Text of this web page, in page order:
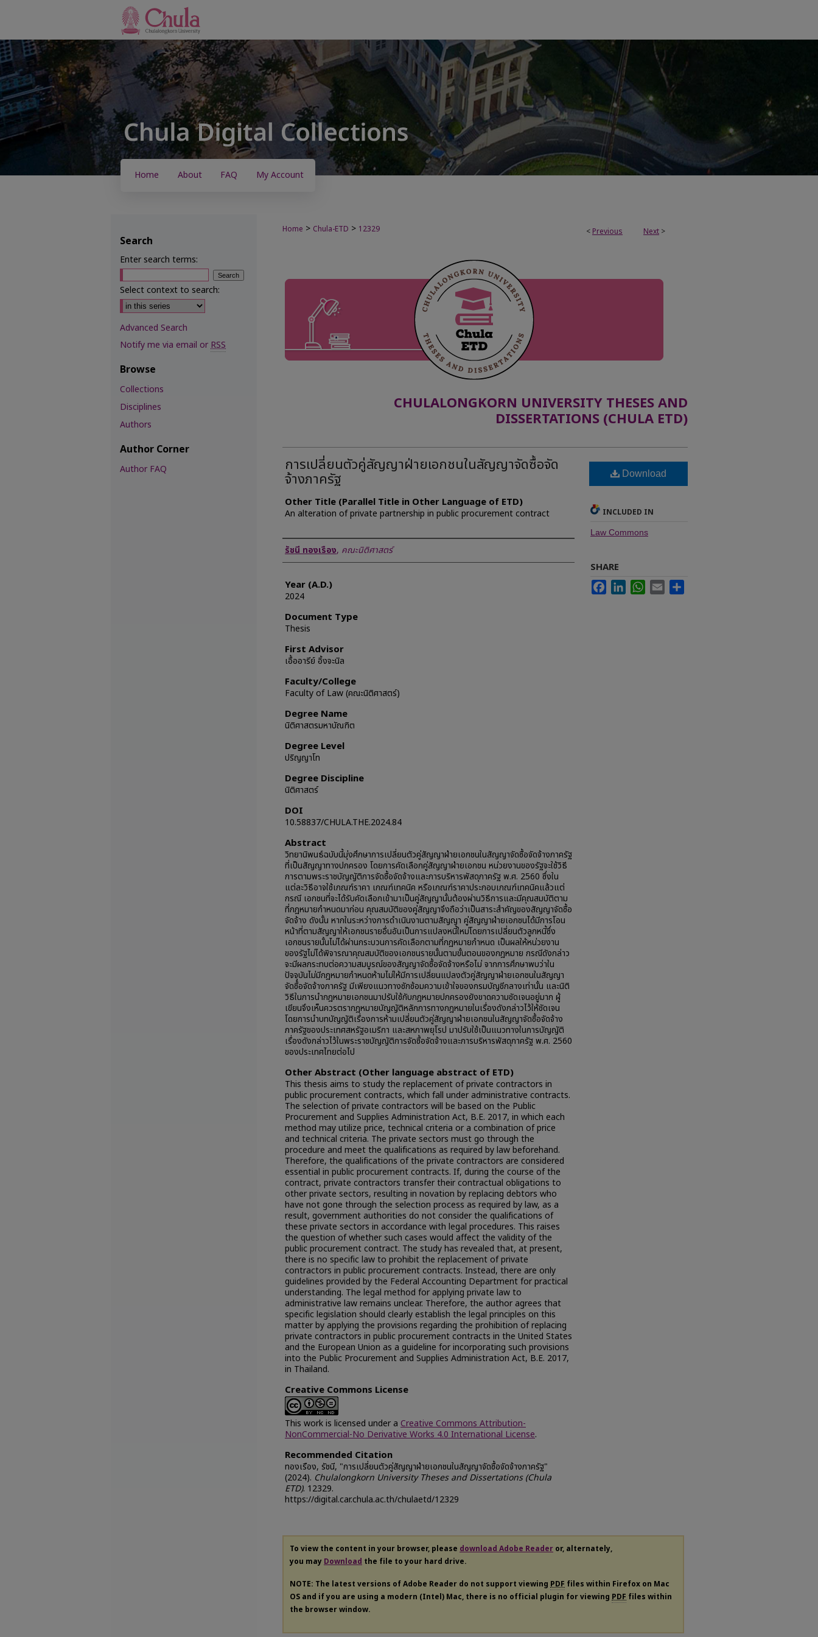
Home About FAQ My Account
< Previous Next >
Home > Chula-ETD > 12329
CHULALONGKORN UNIVERSITY THESES AND
DISSERTATIONS (CHULA ETD)
การเปลี่ยนตัวคู่สัญญาฝ่ายเอกชนในสัญญาจัดซื้อจัด
จ้างภาครัฐ
Other Title (Parallel Title in Other Language of ETD)
An alteration of private partnership in public procurement contract
Author
รัชนี ทองเรือง, คณะนิติศาสตร์
Year (A.D.)
2024
Document Type
Thesis
First Advisor
เอื้ออารีย์ อิ้งจะนิล
Faculty/College
Faculty of Law (คณะนิติศาสตร์)
Degree Name
นิติศาสตรมหาบัณฑิต
Degree Level
ปริญญาโท
Degree Discipline
นิติศาสตร์
DOI
10.58837/CHULA.THE.2024.84
Abstract
วิทยานิพนธ์ฉบับนี้มุ่งศึกษาการเปลี่ยนตัวคู่สัญญาฝ่ายเอกชนในสัญญาจัดซื้อจัดจ้างภาครัฐ
ที่เป็นสัญญาทางปกครอง โดยการคัดเลือกคู่สัญญาฝ่ายเอกชน หน่วยงานของรัฐจะใช้วิธี
การตามพระราชบัญญัติการจัดซื้อจัดจ้างและการบริหารพัสดุภาครัฐ พ.ศ. 2560 ซึ่งใน
แต่ละวิธีอาจใช้เกณฑ์ราคา เกณฑ์เทคนิค หรือเกณฑ์ราคาประกอบเกณฑ์เทคนิคแล้วแต่
กรณี เอกชนที่จะได้รับคัดเลือกเข้ามาเป็นคู่สัญญานั้นต้องผ่านวิธีการและมีคุณสมบัติตาม
ที่กฎหมายกำหนดมาก่อน คุณสมบัติของคู่สัญญาจึงถือว่าเป็นสาระสำคัญของสัญญาจัดซื้อ
จัดจ้าง ดังนั้น หากในระหว่างการดำเนินงานตามสัญญา คู่สัญญาฝ่ายเอกชนได้มีการโอน
หน้าที่ตามสัญญาให้เอกชนรายอื่นอันเป็นการแปลงหนี้ใหม่โดยการเปลี่ยนตัวลูกหนี้ซึ่ง
เอกชนรายนั้นไม่ได้ผ่านกระบวนการคัดเลือกตามที่กฎหมายกำหนด เป็นผลให้หน่วยงาน
ของรัฐไม่ได้พิจารณาคุณสมบัติของเอกชนรายนั้นตามขั้นตอนของกฎหมาย กรณีดังกล่าว
จะมีผลกระทบต่อความสมบูรณ์ของสัญญาจัดซื้อจัดจ้างหรือไม่ จากการศึกษาพบว่าใน
ปัจจุบันไม่มีกฎหมายกำหนดห้ามไม่ให้มีการเปลี่ยนแปลงตัวคู่สัญญาฝ่ายเอกชนในสัญญา
จัดซื้อจัดจ้างภาครัฐ มีเพียงแนวทางซักซ้อมความเข้าใจของกรมบัญชีกลางเท่านั้น และนิติ
วิธีในการนำกฎหมายเอกชนมาปรับใช้กับกฎหมายปกครองยังขาดความชัดเจนอยู่มาก ผู้
เขียนจึงเห็นควรตรากฎหมายบัญญัติหลักการทางกฎหมายในเรื่องดังกล่าวไว้ให้ชัดเจน
โดยการนำบทบัญญัติเรื่องการห้ามเปลี่ยนตัวคู่สัญญาฝ่ายเอกชนในสัญญาจัดซื้อจัดจ้าง
ภาครัฐของประเทศสหรัฐอเมริกา และสหภาพยุโรป มาปรับใช้เป็นแนวทางในการบัญญัติ
เรื่องดังกล่าวไว้ในพระราชบัญญัติการจัดซื้อจัดจ้างและการบริหารพัสดุภาครัฐ พ.ศ. 2560
ของประเทศไทยต่อไป
Other Abstract (Other language abstract of ETD)
This thesis aims to study the replacement of private contractors in
public procurement contracts, which fall under administrative contracts.
The selection of private contractors will be based on the Public
Procurement and Supplies Administration Act, B.E. 2017, in which each
method may utilize price, technical criteria or a combination of price
and technical criteria. The private sectors must go through the
procedure and meet the qualifications as required by law beforehand.
Therefore, the qualifications of the private contractors are considered
essential in public procurement contracts. If, during the course of the
contract, private contractors transfer their contractual obligations to
other private sectors, resulting in novation by replacing debtors who
have not gone through the selection process as required by law, as a
result, government authorities do not consider the qualifications of
these private sectors in accordance with legal procedures. This raises
the question of whether such cases would affect the validity of the
public procurement contract. The study has revealed that, at present,
there is no specific law to prohibit the replacement of private
contractors in public procurement contracts. Instead, there are only
guidelines provided by the Federal Accounting Department for practical
understanding. The legal method for applying private law to
administrative law remains unclear. Therefore, the author agrees that
specific legislation should clearly establish the legal principles on this
matter by applying the provisions regarding the prohibition of replacing
private contractors in public procurement contracts in the United States
and the European Union as a guideline for incorporating such provisions
into the Public Procurement and Supplies Administration Act, B.E. 2017,
in Thailand.
Creative Commons License
This work is licensed under a Creative Commons Attribution-
NonCommercial-No Derivative Works 4.0 International License.
Recommended Citation
ทองเรือง, รัชนี, "การเปลี่ยนตัวคู่สัญญาฝ่ายเอกชนในสัญญาจัดซื้อจัดจ้างภาครัฐ"
(2024). Chulalongkorn University Theses and Dissertations (Chula
ETD). 12329.
https://digital.car.chula.ac.th/chulaetd/12329
Download
INCLUDED IN
Law Commons
SHARE
FacebookLinkedInWhatsApp
Email
To view the content in your browser, please download Adobe Reader or, alternately,
you may Download the file to your hard drive.
NOTE: The latest versions of Adobe Reader do not support viewing PDF files within Firefox on Mac
OS and if you are using a modern (Intel) Mac, there is no official plugin for viewing PDF files within
the browser window.
Search
Enter search terms:
Select context to search:
Advanced Search
Notify me via email orRSS
Browse
Collections
Disciplines
Authors
Author Corner
Author FAQ